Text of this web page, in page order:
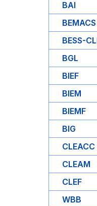
BAI
BEMACS
BESS-
BGL
BIEF
BIEM
BIEMF
BIG
CLEACC
CLEAM
CLEF
WBB